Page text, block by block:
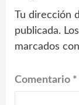
Tu dirección
publicada.
marcados con
Comentario *